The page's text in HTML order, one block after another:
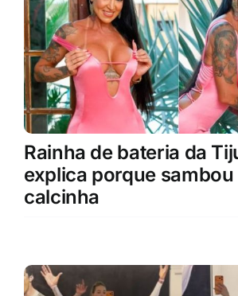
Rainha de bateria da
explica porque sambou
calcinha